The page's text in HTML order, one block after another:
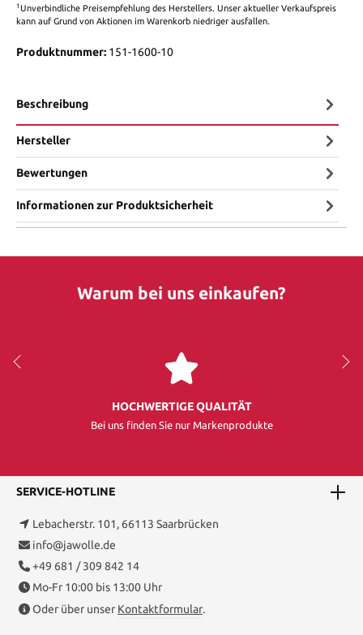
1 Unverbindliche Preisempfehlung des Herstellers. Unser aktueller Verkaufspreis
kann auf Grund von Aktionen im Warenkorb niedriger ausfallen.
Produktnummer: 151-1600-10
Beschreibung
Hersteller
Bewertungen
Informationen zur Produktsicherheit
Warum bei uns einkaufen?
HOCHWERTIGE QUALITÄT
Bei uns finden Sie nur Markenprodukte
SERVICE-HOTLINE
Lebacherstr. 101, 66113 Saarbrücken
info@jawolle.de
+49 681 / 309 842 14
Mo-Fr 10:00 bis 13:00 Uhr
Oder über unser Kontaktformular.